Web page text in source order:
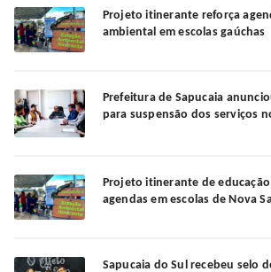
Projeto itinerante reforça
ambiental em escolas gaúchas
Prefeitura de Sapucaia
para suspensão dos serviços
Projeto itinerante de
agendas em escolas de Nova
Sapucaia do Sul recebeu selo